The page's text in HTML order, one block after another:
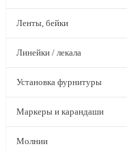
Ленты, бейки
Линейки / лекала
Установка фурнитуры
Маркеры и карандаши
Молнии